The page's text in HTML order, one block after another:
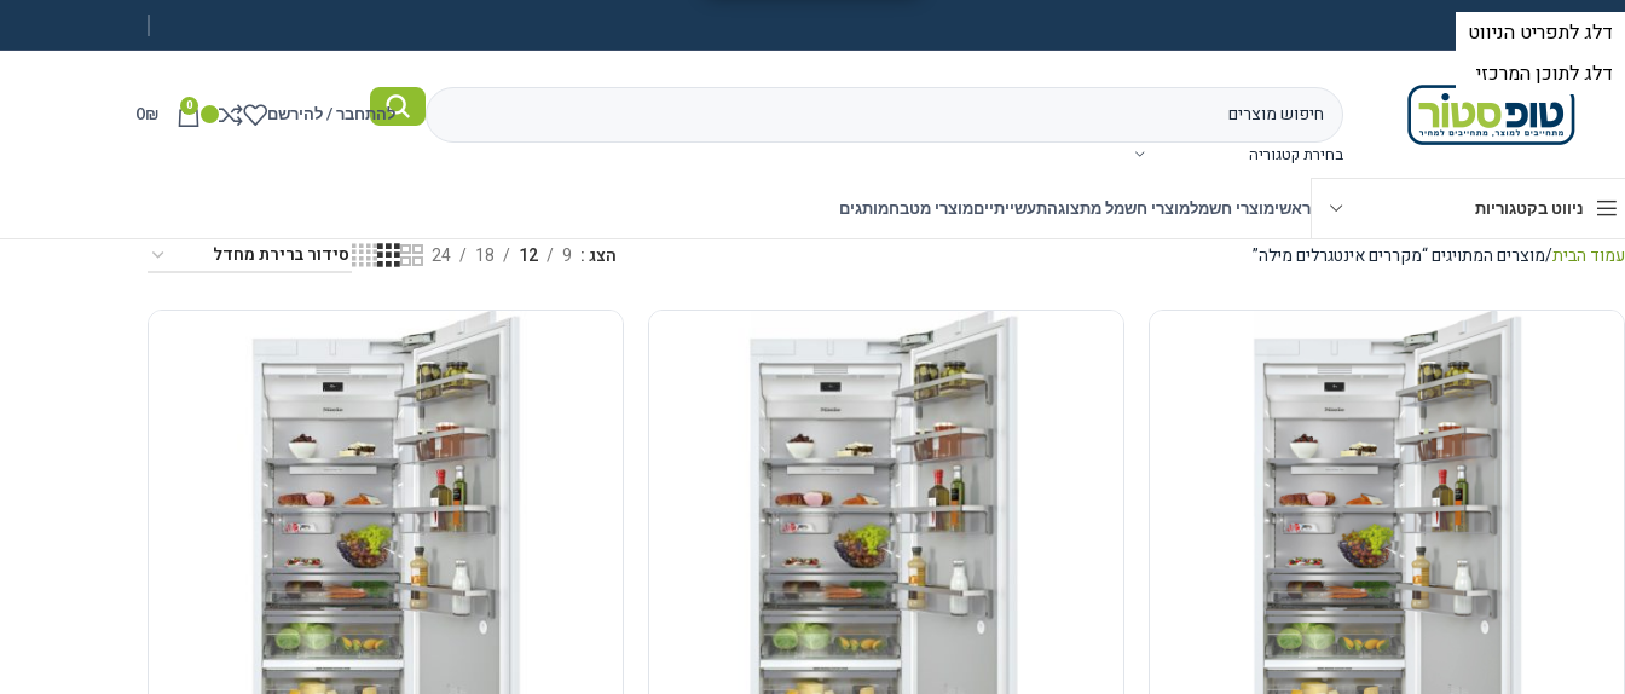
בחירת קטגוריה
להתחבר / להירשם 0
0₪
ניווט בקטגוריות ראשימוצרי חשמלמוצרי חשמל מתצוגהתעשייתייםמוצרי מטבחמותגים
עמוד הבית מוצרים המתויגים “מקררים אינטגרלים מילה” הצג 9
12
18
24